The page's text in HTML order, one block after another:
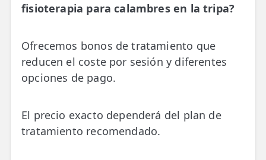
fisioterapia para calambres en la tripa?
Ofrecemos bonos de tratamiento que
reducen el coste por sesión y diferentes
opciones de pago.
El precio exacto dependerá del plan de
tratamiento recomendado.